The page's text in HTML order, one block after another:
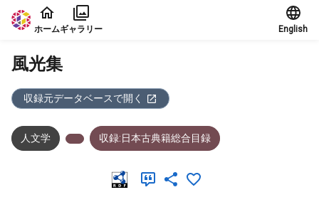
本文に飛ぶ
ホームギャラリー English
風光集
収録元データベースで開く
人文学 収録:日本古典籍総合目録